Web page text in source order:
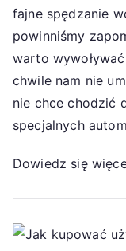
fajne spędzanie
powinniśmy
warto
chwile nam nie
nie chce chodzić
specjalnych
Dowiedz się